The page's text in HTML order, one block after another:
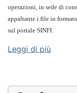
operazioni, in sede di
appaltante i file in
sul portale SINFI.
Leggi di più